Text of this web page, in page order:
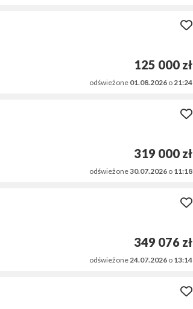
125 000 zł
odświeżone 01.08.2026 o21:24
319 000 zł
odświeżone30.07.2026 o 11:18
349 076 zł
odświeżone24.07.2026 o 13:14